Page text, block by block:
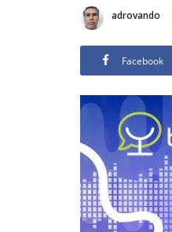
adrovando
Facebook